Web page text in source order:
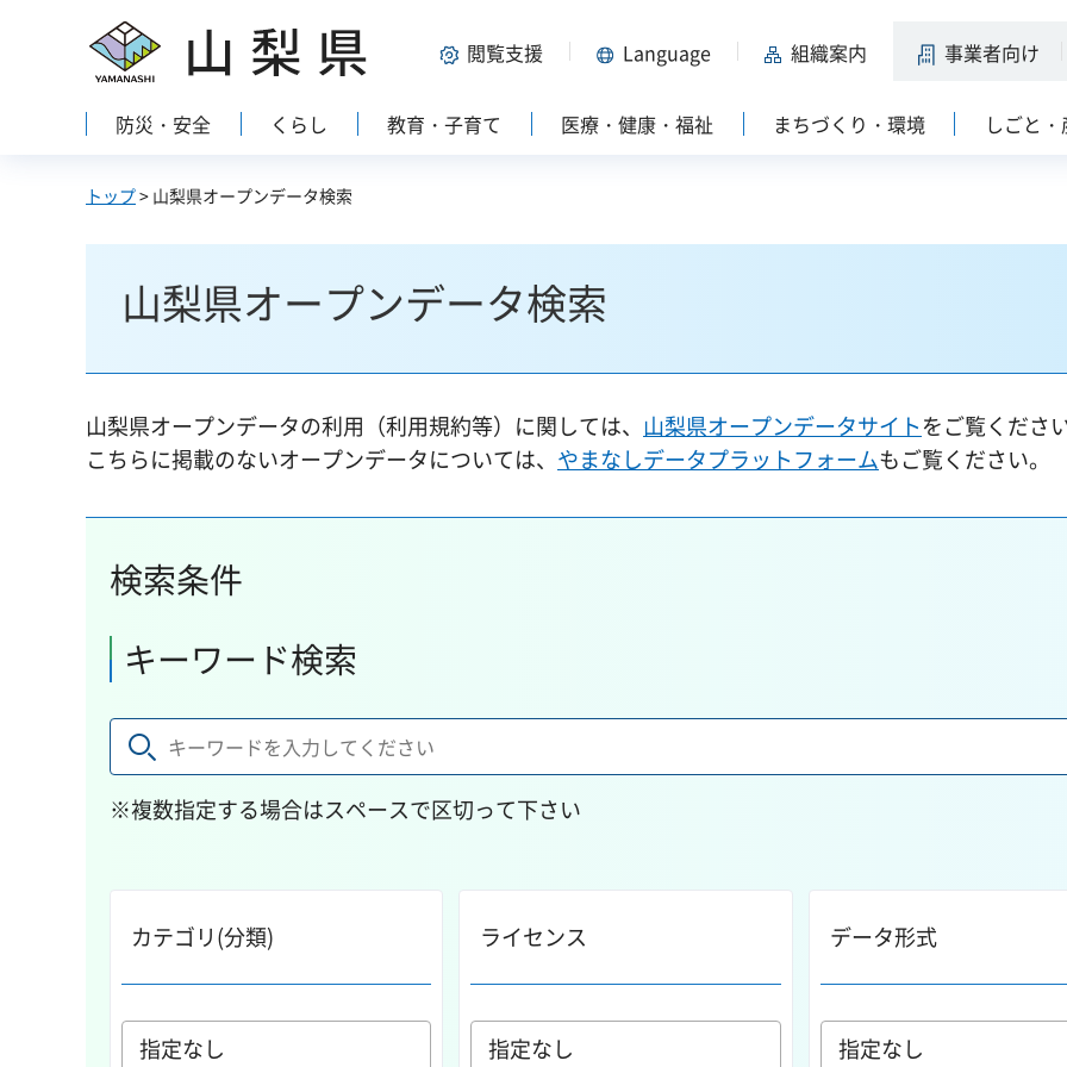
山梨県 閲覧支援 Language 組織案内 事業者向け
防災・安全 くらし 教育・子育て 医療・健康・福祉 まちづくり・環境 しごと
トップ> 山梨県オープンデータ検索
山梨県オープンデータ検索
山梨県オープンデータの利用（利用規約等）に関しては、 山梨県オープンデータサイトをご覧くださ
こちらに掲載のないオープンデータについては、 やまなしデータプラットフォームもご覧ください。
検索条件
キーワード検索
※複数指定する場合はスペースで区切って下さい
カテゴリ(分類) ライセンス データ形式